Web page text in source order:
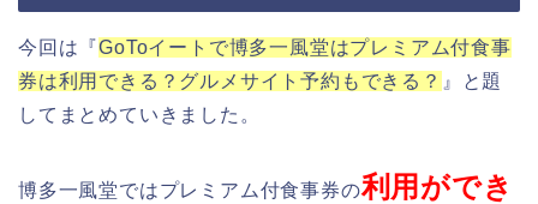
今回は『GoToイートで博多一風堂はプレミアム付食事
券は利用できる？グルメサイト予約もできる？ 』と題
してまとめていきました。
博多一風堂ではプレミアム付食事券の利用ができ